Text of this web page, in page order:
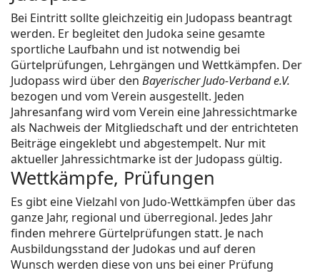
Bei Eintritt sollte gleichzeitig ein Judopass beantragt
werden. Er begleitet den Judoka seine gesamte
sportliche Laufbahn und ist notwendig bei
Gürtelprüfungen, Lehrgängen und Wettkämpfen. Der
Judopass wird über den Bayerischer Judo-Verband e.V.
bezogen und vom Verein ausgestellt. Jeden
Jahresanfang wird vom Verein eine Jahressichtmarke
als Nachweis der Mitgliedschaft und der entrichteten
Beiträge eingeklebt und abgestempelt. Nur mit
aktueller Jahressichtmarke ist der Judopass gültig.
Wettkämpfe, Prüfungen
Es gibt eine Vielzahl von Judo-Wettkämpfen über das
ganze Jahr, regional und überregional. Jedes Jahr
finden mehrere Gürtelprüfungen statt. Je nach
Ausbildungsstand der Judokas und auf deren
Wunsch werden diese von uns bei einer Prüfung